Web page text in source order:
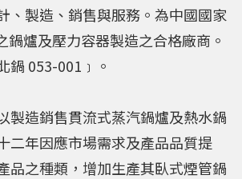
、製造、銷售與服務。為中國國家
鍋爐及壓力容器製造之合格廠商。
鍋 053-001﹞。
造銷售貫流式蒸汽鍋爐及熱水鍋
二年因應市場需求及產品品質提
品之種類，增加生產其臥式煙管鍋